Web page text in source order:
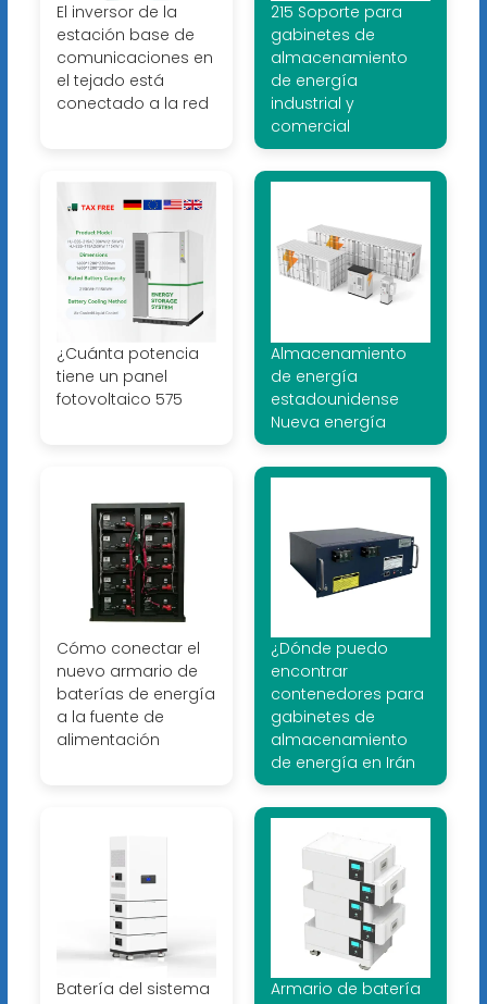
El inversor de la
estación base de
comunicaciones en
el tejado está
conectado a la red
215 Soporte para
gabinetes de
almacenamiento
de energía
industrial y
comercial
¿Cuánta potencia
tiene un panel
fotovoltaico 575
Almacenamiento
de energía
estadounidense
Nueva energía
Cómo conectar el
nuevo armario de
baterías de energía
a la fuente de
alimentación
¿Dónde puedo
encontrar
contenedores para
gabinetes de
almacenamiento
de energía en Irán
Batería del sistema
Armario de batería